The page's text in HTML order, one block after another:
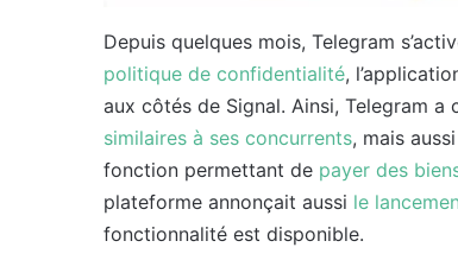
Depuis quelques mois, Telegram
politique de confidentialité,
aux côtés de Signal. Ainsi, Telegram
similaires à ses concurrents, mais
fonction permettant de payer des
plateforme annonçait aussi le
fonctionnalité est disponible.